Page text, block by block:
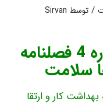
/ توسط Sirvan
مجلات دوره 2 – شماره 4 فصلنامه
سلامت
4 فصلنامه بهداشت کار و ارتقا